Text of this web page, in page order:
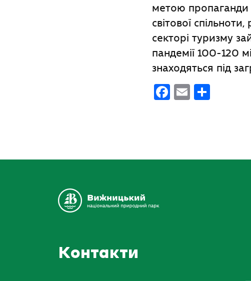
метою пропаганди
світової
секторі туризму
пандемії 100-120
знаходяться під
Facebook
Email
Контакти